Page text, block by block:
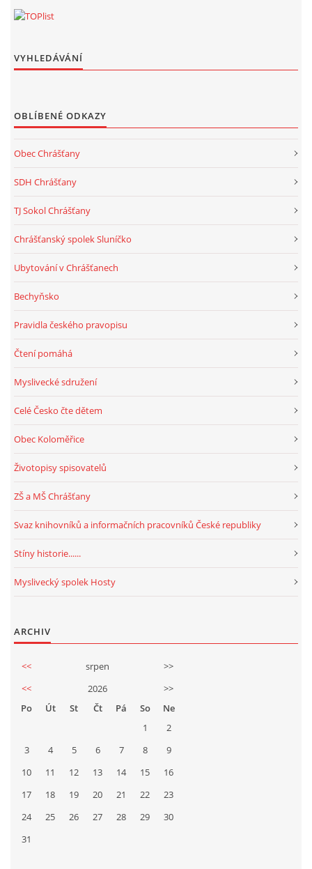
VYHLEDÁVÁNÍ
OBLÍBENÉ ODKAZY
Obec Chrášťany
SDH Chrášťany
TJ Sokol Chrášťany
Chrášťanský spolek Sluníčko
Ubytování v Chrášťanech
Bechyňsko
Pravidla českého pravopisu
Čtení pomáhá
Myslivecké sdružení
Celé Česko čte dětem
Obec Koloměřice
Životopisy spisovatelů
ZŠ a MŠ Chrášťany
Svaz knihovníků a informačních pracovníků České republiky
Stíny historie......
Myslivecký spolek Hosty
ARCHIV
<< srpen
>>
<<
2026
>>
Po
Út St Čt Pá So
Ne
1
2
3
4 5 6 7 8
9
10
11 12 13 14 15
16
17
18 19 20 21 22
23
24
25 26 27 28 29
30
31